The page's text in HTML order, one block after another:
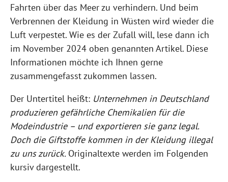
Fahrten über das Meer zu verhindern. Und beim
Verbrennen der Kleidung in Wüsten wird wieder die
Luft verpestet. Wie es der Zufall will, lese dann ich
im November 2024 oben genannten Artikel. Diese
Informationen möchte ich Ihnen gerne
zusammengefasst zukommen lassen.
Der Untertitel heißt: Unternehmen in Deutschland
produzieren gefährliche Chemikalien für die
Modeindustrie – und exportieren sie ganz legal.
Doch die Giftstoffe kommen in der Kleidung illegal
zu uns zurück. Originaltexte werden im Folgenden
kursiv dargestellt.